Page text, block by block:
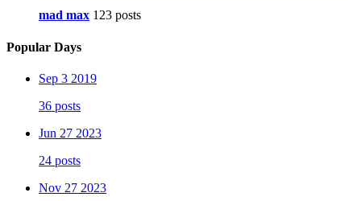
mad max 123 posts
Popular Days
Sep 3 2019
36 posts
Jun 27 2023
24 posts
Nov 27 2023